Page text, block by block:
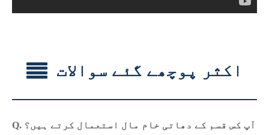
اکثر پوچھے گئے سوالات
Q. آپ کس قسم کے دھاتی خام مال استعمال کرتے ہیں؟